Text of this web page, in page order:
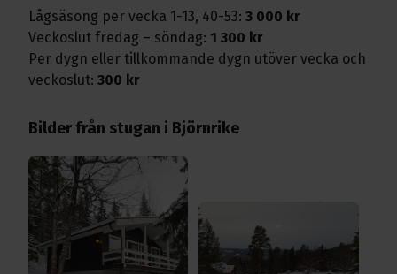
Lågsäsong per vecka 1-13, 40-53: 3 000 kr
Veckoslut fredag – söndag: 1 300 kr
Per dygn eller tillkommande dygn utöver vecka och
veckoslut: 300 kr
Bilder från stugan i Björnrike